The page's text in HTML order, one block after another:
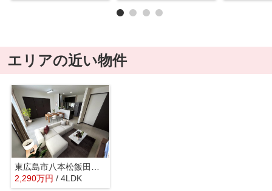
エリアの近い物件
東広島市八本松飯田八丁目 戸建
2,290万円 / 4LDK